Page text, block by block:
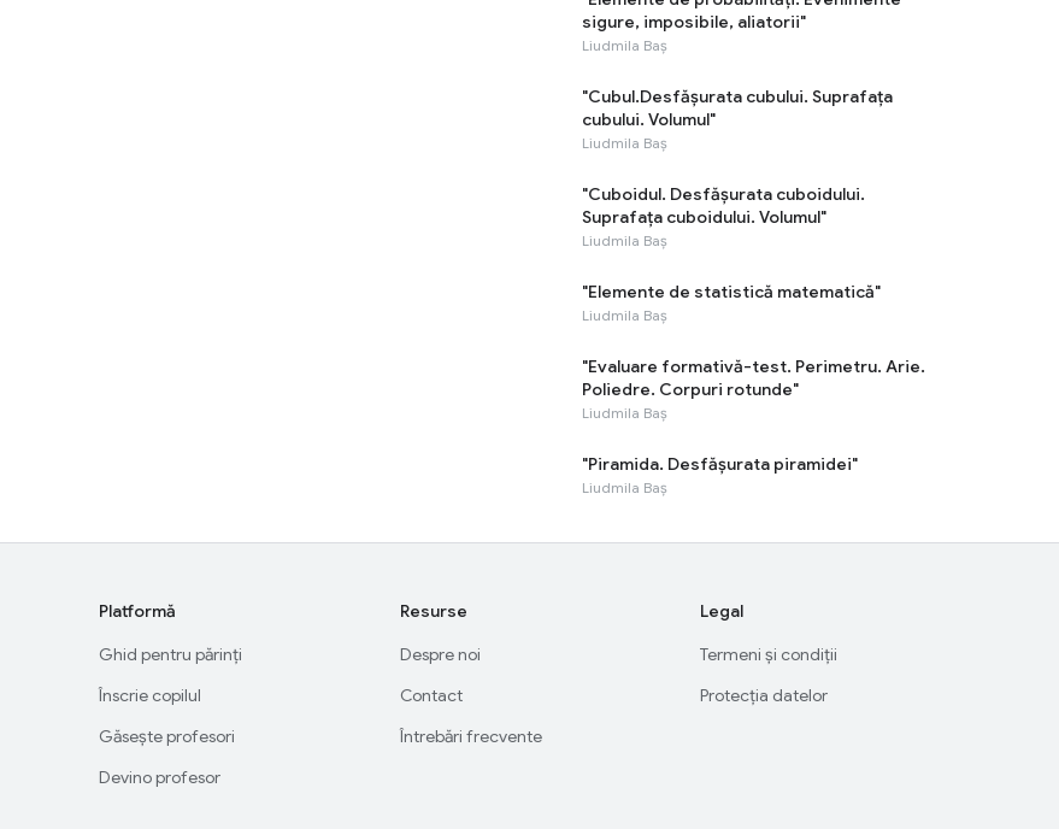
sigure, imposibile, aliatorii"
Liudmila Baș
"Cubul.Desfășurata cubului. Suprafața
cubului. Volumul"
Liudmila Baș
"Cuboidul. Desfășurata cuboidului.
Suprafața cuboidului. Volumul"
Liudmila Baș
"Elemente de statistică matematică"
Liudmila Baș
"Evaluare formativă-test. Perimetru. Arie.
Poliedre. Corpuri rotunde"
Liudmila Baș
"Piramida. Desfășurata piramidei"
Liudmila Baș
Platformă
Ghid pentru părinți
Înscrie copilul
Găsește profesori
Devino profesor
Resurse
Despre noi
Contact
Întrebări frecvente
Legal
Termeni și condiții
Protecția datelor